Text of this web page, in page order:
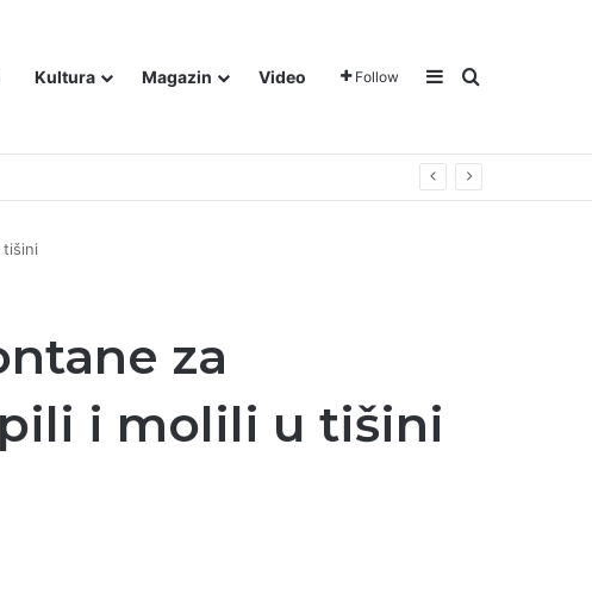
Kultura Magazin Video Follow Sidebar
Traži
logora u Dalju!
za
i molili u tišini